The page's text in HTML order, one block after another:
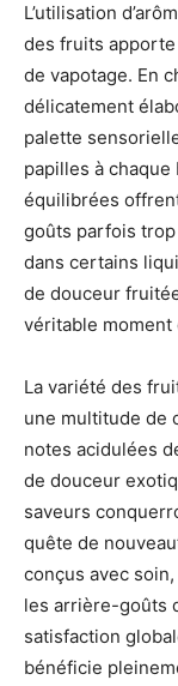
L’utilisation
des fruits apporte
de vapotage. En
délicatement
palette
papilles à
équilibrées
goûts parfois
dans certains
de douceur
véritable moment
La variété des
une multitude de
notes acidulées
de douceur
saveurs
quête de
conçus avec
les arrière-goûts
satisfaction
bénéficie